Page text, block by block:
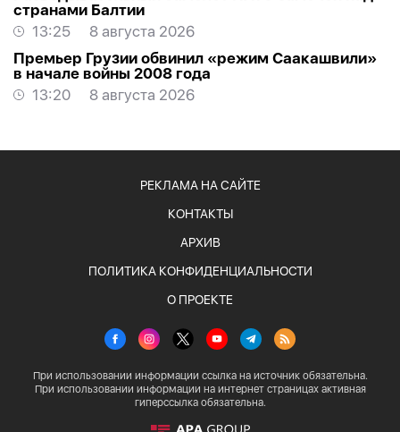
странами Балтии
13:25
8 августа 2026
Премьер Грузии обвинил «режим Саакашвили»
в начале войны 2008 года
13:20
8 августа 2026
РЕКЛАМА НА САЙТЕ
КОНТАКТЫ
АРХИВ
ПОЛИТИКА КОНФИДЕНЦИАЛЬНОСТИ
О ПРОЕКТЕ
При использовании информации ссылка на источник обязательна.
При использовании информации на интернет страницах активная
гиперссылка обязательна.